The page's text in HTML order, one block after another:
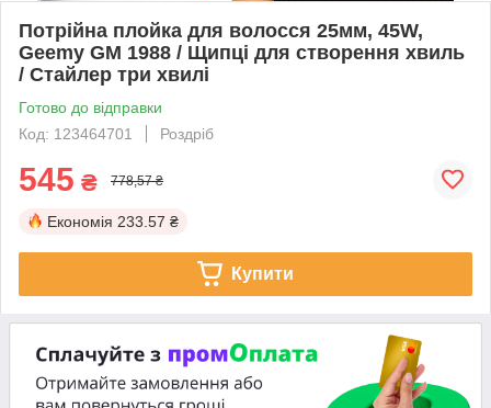
Потрійна плойка для волосся 25мм, 45W,
Geemy GM 1988 / Щипці для створення хвиль
/ Стайлер три хвилі
Готово до відправки
Код: 123464701
Роздріб
545 ₴ 778,57 ₴
Економія 233.57 ₴
Купити